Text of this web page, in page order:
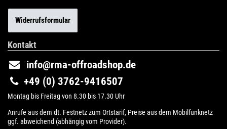
Widerrufsformular
Kontakt
info@rma-offroadshop.de
+49 (0) 3762-9416507
Montag bis Freitag von 8.30 bis 17.30 Uhr
Anrufe aus dem dt. Festnetz zum Ortstarif, Preise aus dem Mobilfunknetz
ggf. abweichend (abhängig vom Provider).